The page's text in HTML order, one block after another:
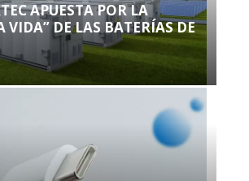
APUESTA POR LA
VIDA” DE LAS BATERÍAS DE